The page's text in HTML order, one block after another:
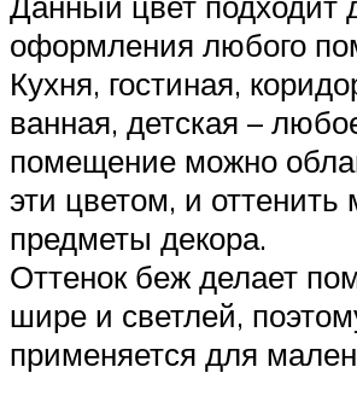
оформления любого
Кухня, гостиная,
ванная, детская –
помещение можно
эти цветом, и оттенить
предметы декора.
Оттенок беж делает
шире и светлей,
применяется для